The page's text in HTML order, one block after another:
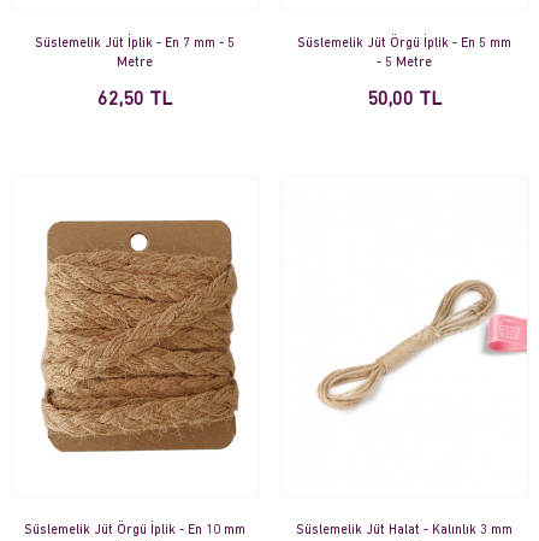
Süslemelik Jüt İplik - En 7 mm - 5
Metre
62,50 TL
Süslemelik Jüt Örgü İplik - En 5 mm
- 5 Metre
50,00 TL
Süslemelik Jüt Örgü İplik - En 10 mm
Süslemelik Jüt Halat - Kalınlık 3 mm